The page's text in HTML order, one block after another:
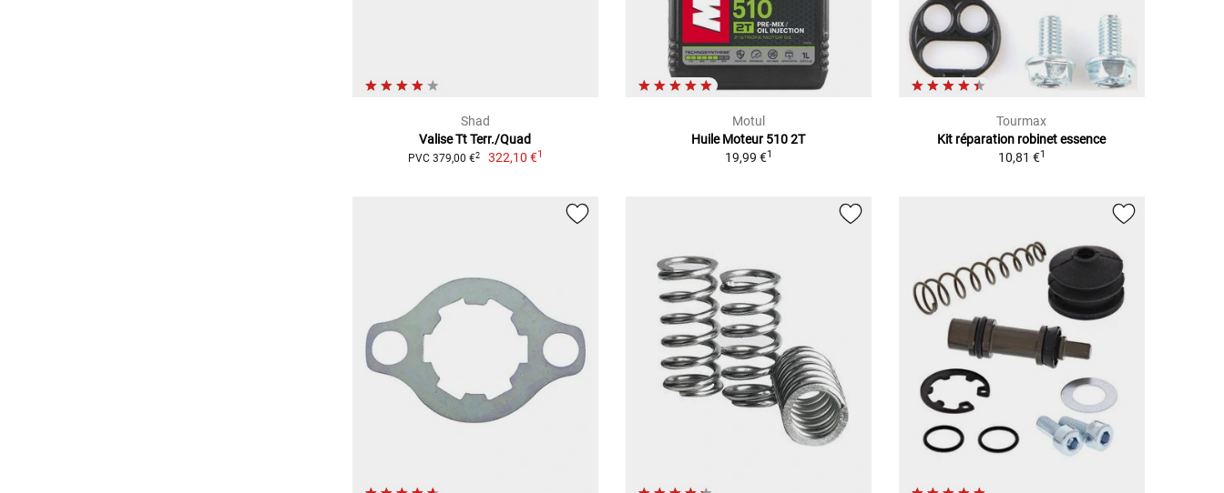
Shad
Valise Tt Terr./Quad
PVC 379,00 €2 322,10 €1
Motul
Huile Moteur 510 2T
19,99 €1
Tourmax
Kit réparation robinet essence
10,81 €1